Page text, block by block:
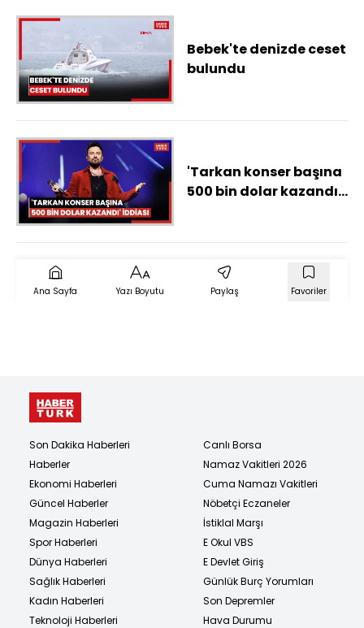
Bebek'te denizde ceset
bulundu
'Tarkan konser başına
500 bin dolar kazandı'
Ana Sayfa Yazı Boyutu Paylaş Favoriler
Son Dakika Haberleri
Haberler
Ekonomi Haberleri
Güncel Haberler
Magazin Haberleri
Spor Haberleri
Dünya Haberleri
Sağlık Haberleri
Kadın Haberleri
Teknoloji Haberleri
Canlı Borsa
Namaz Vakitleri 2026
Cuma Namazı Vakitleri
Nöbetçi Eczaneler
İstiklal Marşı
E Okul VBS
E Devlet Giriş
Günlük Burç Yorumları
Son Depremler
Hava Durumu